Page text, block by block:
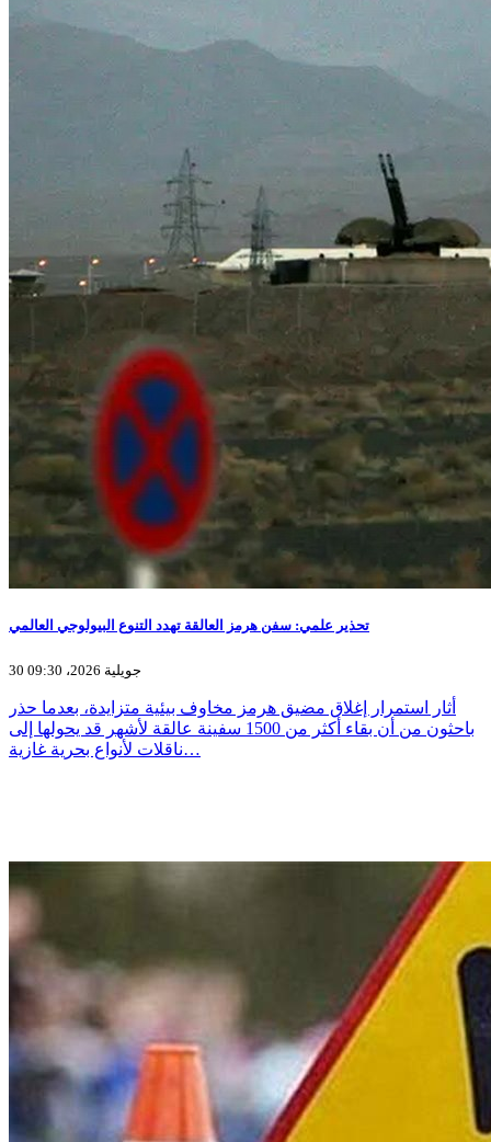
تحذير علمي: سفن هرمز العالقة تهدد التنوع البيولوجي العالمي
30 جويلية 2026، 09:30
أثار استمرار إغلاق مضيق هرمز مخاوف بيئية متزايدة، بعدما حذر
باحثون من أن بقاء أكثر من 1500 سفينة عالقة لأشهر قد يحولها إلى
ناقلات لأنواع بحرية غازية…